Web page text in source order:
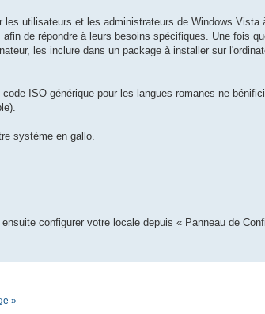
utilisateurs et les administrateurs de Windows Vista
de répondre à leurs besoins spécifiques. Une fois
les inclure dans un package à installer sur
ISO générique pour les langues romanes ne
système en gallo.
configurer votre locale depuis « Panneau de
»